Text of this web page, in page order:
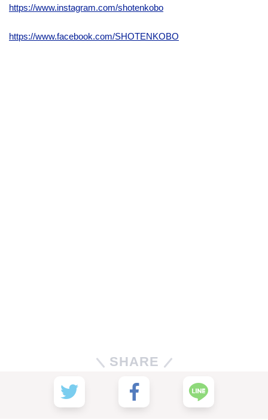
https://www.instagram.com/shotenkobo
https://www.facebook.com/SHOTENKOBO
SHARE